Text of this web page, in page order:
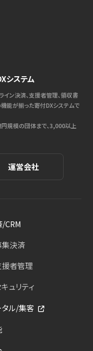
システム
イン決済、支援者管理、領収書
能が揃った寄付DXシステムで
規模の団体まで、3,000以上
運営会社
CRM
決済
援者管理
ュリティ
タル/集客